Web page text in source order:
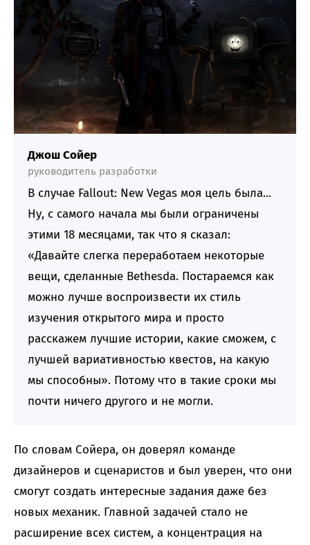
Джош Сойер
руководитель разработки
В случае Fallout: New Vegas моя цель была...
Ну, с самого начала мы были ограничены
этими 18 месяцами, так что я сказал:
«Давайте слегка переработаем некоторые
вещи, сделанные Bethesda. Постараемся как
можно лучше воспроизвести их стиль
изучения открытого мира и просто
расскажем лучшие истории, какие сможем, с
лучшей вариативностью квестов, на какую
мы способны». Потому что в такие сроки мы
почти ничего другого и не могли.
По словам Сойера, он доверял команде
дизайнеров и сценаристов и был уверен, что они
смогут создать интересные задания даже без
новых механик. Главной задачей стало не
расширение всех систем, а концентрация на